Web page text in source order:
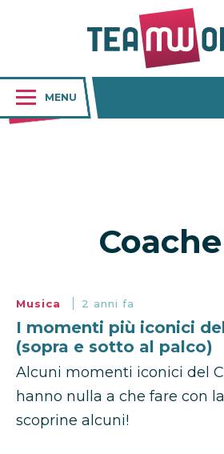
MENU
Musica 2 anni fa
I momenti più iconici
(sopra e sotto al palco)
Alcuni momenti iconici del
hanno nulla a che fare con la
scoprine alcuni!